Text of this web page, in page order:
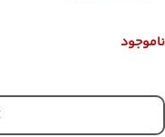
ناموجود